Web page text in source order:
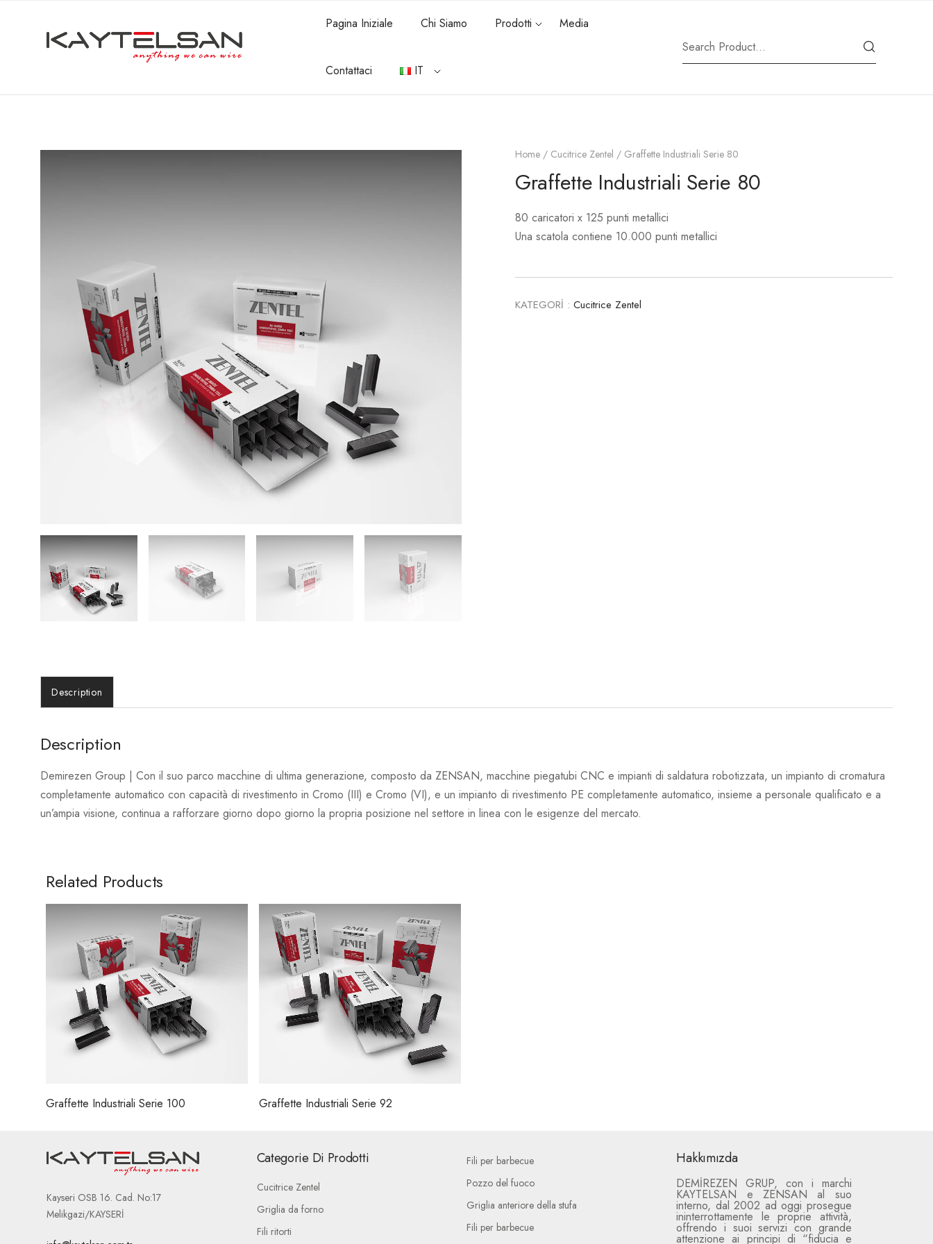
Pagina Iniziale Chi Siamo Prodotti Media
Contattaci IT
Home / Cucitrice Zentel / Graffette Industriali Serie 80
Graffette Industriali Serie 80
80 caricatori x 125 punti metallici
Una scatola contiene 10.000 punti metallici
KATEGORİ : Cucitrice Zentel
Description
Description
Demirezen Group | Con il suo parco macchine di ultima generazione, composto da ZENSAN, macchine piegatubi CNC e impianti di saldatura robotizzata, un impianto di cromatura
completamente automatico con capacità di rivestimento in Cromo (III) e Cromo (VI), e un impianto di rivestimento PE completamente automatico, insieme a personale qualificato e a
un’ampia visione, continua a rafforzare giorno dopo giorno la propria posizione nel settore in linea con le esigenze del mercato.
Related Products
Graffette Industriali Serie 100 Graffette Industriali Serie 92
Kayseri OSB 16. Cad. No:17
Melikgazi/KAYSERİ
Categorie Di Prodotti
Cucitrice Zentel
Griglia da forno
Fili ritorti
Fili per barbecue
Pozzo del fuoco
Griglia anteriore della stufa
Fili per barbecue
Hakkımızda
DEMİREZEN GRUP, con i marchi
KAYTELSAN e ZENSAN al suo
interno, dal 2002 ad oggi prosegue
ininterrottamente le proprie attività,
offrendo i suoi servizi con grande
attenzione ai principi di “fiducia e